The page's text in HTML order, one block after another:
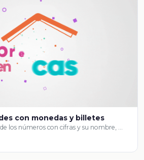
con monedas y billetes
los números con cifras y su nombre, …